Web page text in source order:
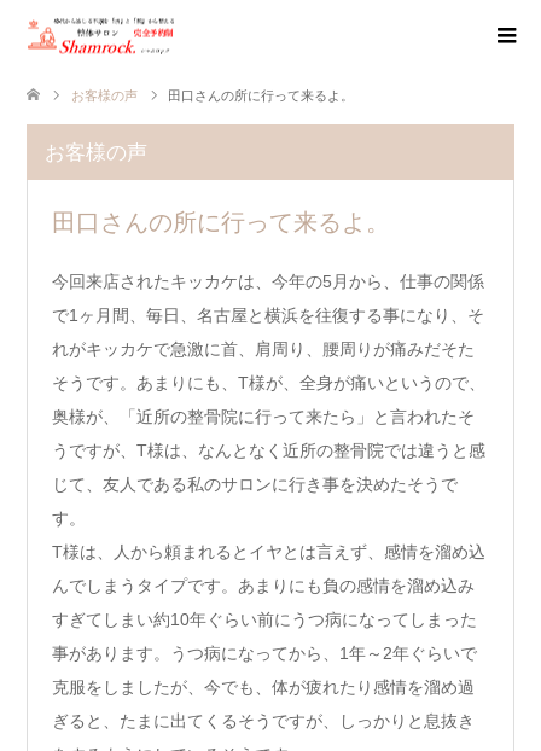
お客様の声 田口さんの所に行って来るよ。
お客様の声
田口さんの所に行って来るよ。
今回来店されたキッカケは、今年の5月から、仕事の関係
で1ヶ月間、毎日、名古屋と横浜を往復する事になり、そ
れがキッカケで急激に首、肩周り、腰周りが痛みだそた
そうです。あまりにも、T様が、全身が痛いというので、
奥様が、「近所の整骨院に行って来たら」と言われたそ
うですが、T様は、なんとなく近所の整骨院では違うと感
じて、友人である私のサロンに行き事を決めたそうで
す。
T様は、人から頼まれるとイヤとは言えず、感情を溜め込
んでしまうタイプです。あまりにも負の感情を溜め込み
すぎてしまい約10年ぐらい前にうつ病になってしまった
事があります。うつ病になってから、1年～2年ぐらいで
克服をしましたが、今でも、体が疲れたり感情を溜め過
ぎると、たまに出てくるそうですが、しっかりと息抜き